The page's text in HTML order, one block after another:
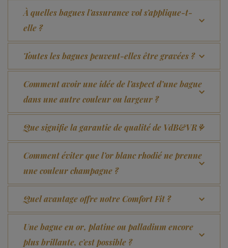
À quelles bagues l’assurance vol s’applique-t-
elle ?
Toutes les bagues peuvent-elles être gravées ?
Comment avoir une idée de l’aspect d’une bague
dans une autre couleur ou largeur ?
Que signifie la garantie de qualité de VdB&VR ?
Comment éviter que l’or blanc rhodié ne prenne
une couleur champagne ?
Quel avantage offre notre Comfort Fit ?
Une bague en or, platine ou palladium encore
plus brillante, c’est possible ?